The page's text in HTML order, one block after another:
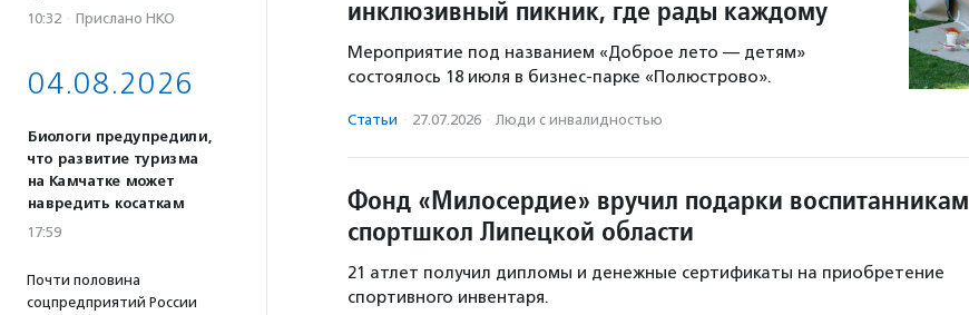
10:32 · Прислано НКО
04.08.2026
Биологи предупредили,
что развитие туризма
на Камчатке может
навредить косаткам
17:59
Почти половина
соцпредприятий России
инклюзивный пикник, где рады каждому
Мероприятие под названием «Доброе лето — детям»
состоялось 18 июля в бизнес-парке «Полюстрово».
Статьи · 27.07.2026 · Люди с инвалидностью
Фонд «Милосердие» вручил подарки воспитанникам
спортшкол Липецкой области
21 атлет получил дипломы и денежные сертификаты на приобретение
спортивного инвентаря.